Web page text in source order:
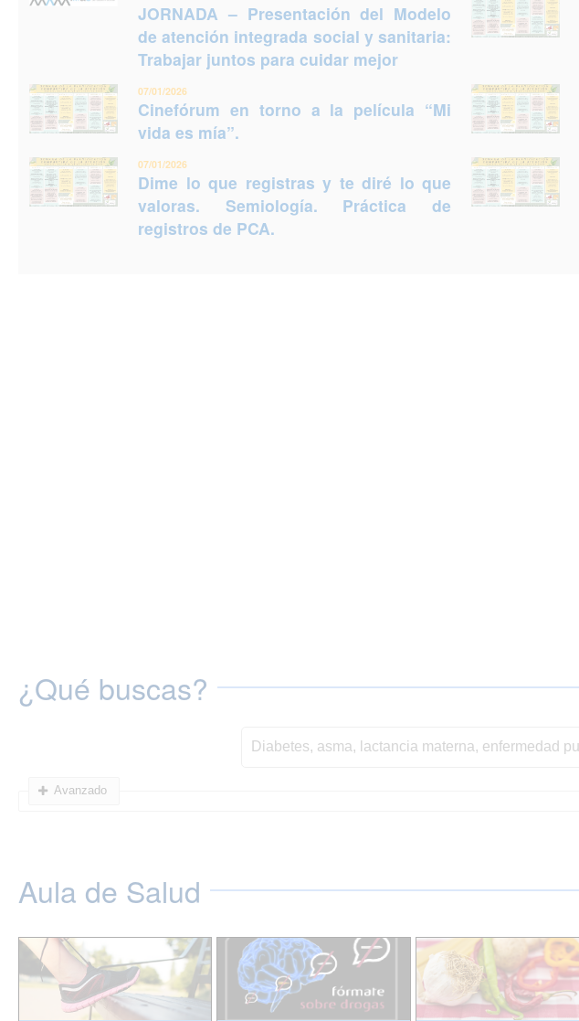
JORNADA – Presentación del Modelo
de atención integrada social y sanitaria:
Trabajar juntos para cuidar mejor
07/01/2026
Cinefórum en torno a la película “Mi
vida es mía”.
07/01/2026
Dime lo que registras y te diré lo que
valoras. Semiología. Práctica de
registros de PCA.
¿Qué buscas?
Avanzado
Aula de Salud